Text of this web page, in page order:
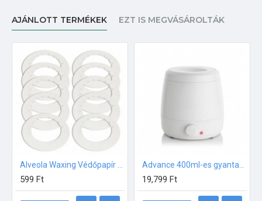
AJÁNLOTT TERMÉKEK EZT IS MEGVÁSÁROLTÁK
599 Ft 19,799 Ft